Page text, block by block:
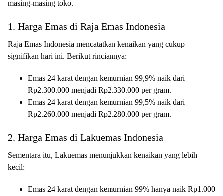
masing-masing toko.
1. Harga Emas di Raja Emas Indonesia
Raja Emas Indonesia mencatatkan kenaikan yang cukup
signifikan hari ini. Berikut rinciannya:
Emas 24 karat dengan kemurnian 99,9% naik dari
Rp2.300.000 menjadi Rp2.330.000 per gram.
Emas 24 karat dengan kemurnian 99,5% naik dari
Rp2.260.000 menjadi Rp2.280.000 per gram.
2. Harga Emas di Lakuemas Indonesia
Sementara itu, Lakuemas menunjukkan kenaikan yang lebih
kecil:
Emas 24 karat dengan kemurnian 99% hanya naik Rp1.000